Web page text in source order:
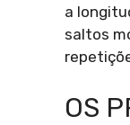
a
saltos
OS